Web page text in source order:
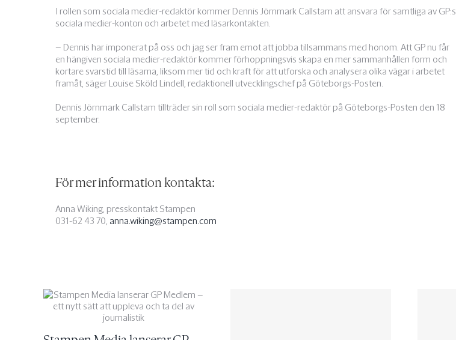
I rollen som sociala medier-redaktör kommer Dennis Jörnmark Callstam att ansvara för samtliga av GP:s
sociala medier-konton och arbetet med läsarkontakten.
– Dennis har imponerat på oss och jag ser fram emot att jobba tillsammans med honom. Att GP nu får
en hängiven sociala medier-redaktör kommer förhoppningsvis skapa en mer sammanhållen form och
kortare svarstid till läsarna, liksom mer tid och kraft för att utforska och analysera olika vägar i arbetet
framåt, säger Louise Sköld Lindell, redaktionell utvecklingschef på Göteborgs-Posten.
Dennis Jörnmark Callstam tillträder sin roll som sociala medier-redaktör på Göteborgs-Posten den 18
september.
För mer information kontakta:
Anna Wiking, presskontakt Stampen
031-62 43 70, anna.wiking@stampen.com